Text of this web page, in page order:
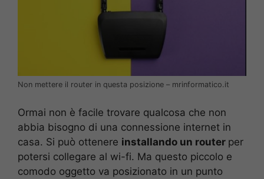
Non mettere il router in questa posizione – mrinformatico.it
Ormai non è facile trovare qualcosa che non
abbia bisogno di una connessione internet in
casa. Si può ottenere installando un router per
potersi collegare al wi-fi. Ma questo piccolo e
comodo oggetto va posizionato in un punto